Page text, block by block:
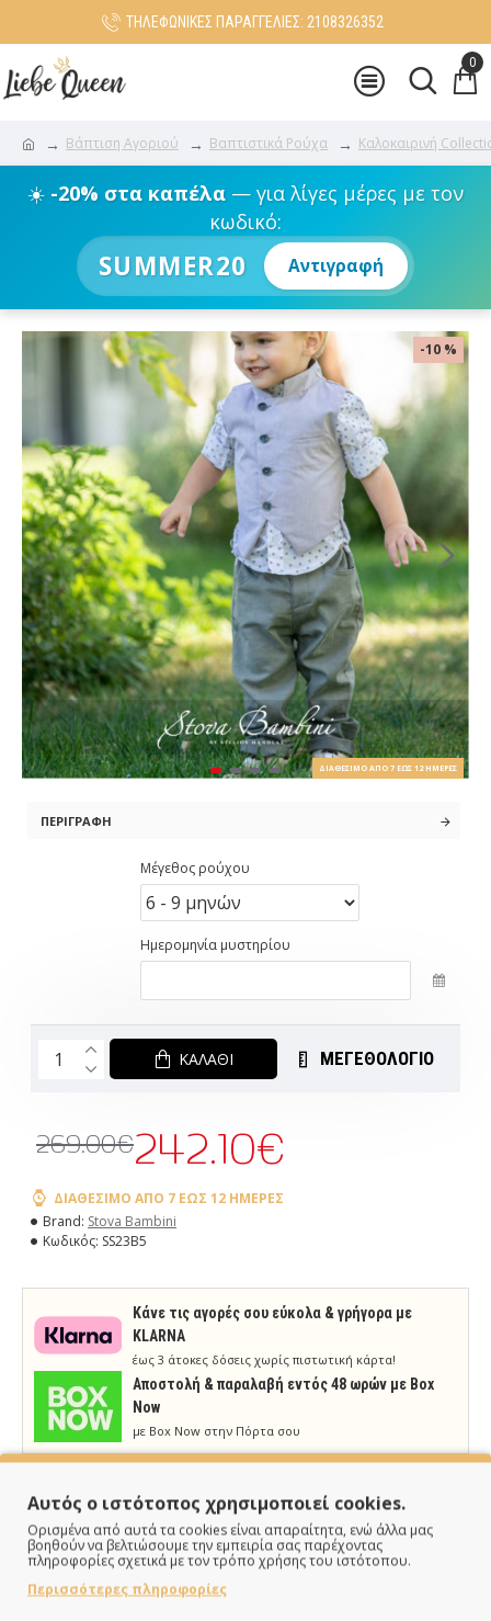
ΤΗΛΕΦΩΝΙΚΕΣ ΠΑΡΑΓΓΕΛΙΕΣ: 2108326352
0
Βάπτιση Αγοριού Βαπτιστικά Ρούχα Καλοκαιρινή
☀️ -20% στα καπέλα— για λίγες μέρες με τον
κωδικό:
SUMMER20 Αντιγραφή
-10 %
ΔΙΑΘΈΣΙΜΟ ΑΠΌ 7 ΈΩΣ 12 ΗΜΈΡΕΣ
ΠΕΡΙΓΡΑΦΉ
ΔΙΑΘΈΣΙΜΟ ΑΠΌ 7 ΈΩΣ 12 ΗΜΈΡΕΣ
Brand: Stova Bambini
Κωδικός: SS23B5
242.10€
269.00€
Μέγεθος ρούχου
Ημερομηνία μυστηρίου
ΚΑΛΆΘΙ ΜΕΓΕΘΟΛΟΓΙΟ
Κάνε τις αγορές σου εύκολα & γρήγορα με
KLARNA
έως 3 άτοκες δόσεις χωρίς πιστωτική κάρτα!
Aποστολή & παραλαβή εντός 48 ωρών με Box
Now
με Box Now στην Πόρτα σου
ΠΑΡΑΔΙΔΟΥΜΕ ΓΡΗΓΟΡΑ
Αυτός ο ιστότοπος χρησιμοποιεί cookies.
Ορισμένα από αυτά τα cookies είναι απαραίτητα, ενώ άλλα μας
βοηθούν να βελτιώσουμε την εμπειρία σας παρέχοντας
πληροφορίες σχετικά με τον τρόπο χρήσης του ιστότοπου.
Περισσότερες πληροφορίες